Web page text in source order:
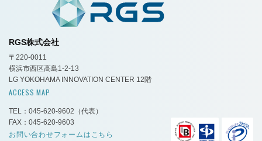
RGS株式会社
〒220-0011
横浜市西区高島1-2-13
LG YOKOHAMA INNOVATION CENTER 12階
ACCESS MAP
TEL：045-620-9602 （代表）
FAX：045-620-9603
お問い合わせフォームはこちら